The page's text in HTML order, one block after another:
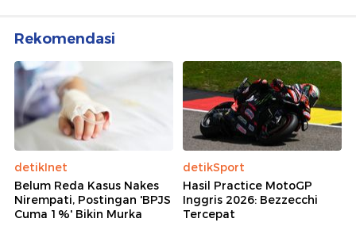
Rekomendasi
detikInet
Belum Reda Kasus Nakes
Nirempati, Postingan 'BPJS
Cuma 1%' Bikin Murka
detikSport
Hasil Practice MotoGP
Inggris 2026: Bezzecchi
Tercepat